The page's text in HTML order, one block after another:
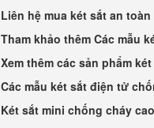
Liên hệ mua két sắt an
Tham khảo thêm Các mẫu
Xem thêm các sản phẩm
Các mẫu két sắt điện tử
Két sắt mini chống cháy